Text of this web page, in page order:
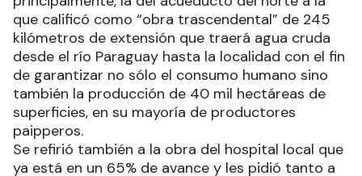
que calificó como “obra trascendental” de 245
kilómetros de extensión que traerá agua cruda
desde el río Paraguay hasta la localidad con el fin
de garantizar no sólo el consumo humano sino
también la producción de 40 mil hectáreas de
superficies, en su mayoría de productores
paipperos.
Se refirió también a la obra del hospital local que
ya está en un 65% de avance y les pidió tanto a